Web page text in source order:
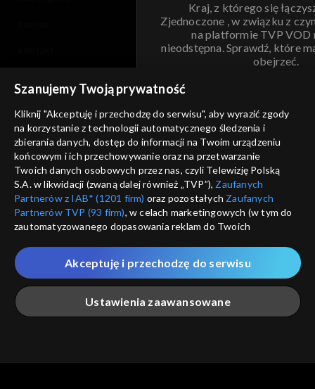
Kraj, z którego się
Zjednoczone , w związku z
na platformie TVP VOD
nieodstępna. Sprawdź, które
obejrzeć.
ANULUJ
informacje o dostawcy usług
Szanujemy Twoją prywatność
Kliknij "Akceptuję i przechodzę do serwisu", aby wyrazić zgody
na korzystanie z technologii automatycznego śledzenia i
zbierania danych, dostęp do informacji na Twoim urządzeniu
końcowym i ich przechowywanie oraz na przetwarzanie
Twoich danych osobowych przez nas, czyli Telewizję Polską
S.A. w likwidacji (zwaną dalej również „TVP”), Zaufanych
Partnerów z IAB* (1201 firm) oraz pozostałych Zaufanych
Partnerów TVP (93 firm), w celach marketingowych (w tym do
zautomatyzowanego dopasowania reklam do Twoich
które wskazujemy poniżej, a także zgody na udostępnianie
przez nas identyfikatora PPID do Google.
Twoje dane osobowe zbierane podczas odwiedzania przez
Ciebie naszych
poszczególnych serwisówzwanych dalej
„Portalem”, w tym informacje zapisywane za pomocą
Ustawienia zaawansowane
Akceptuję i przechodzę do serwisu